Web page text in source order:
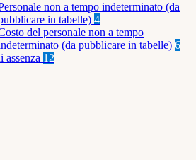
non a tempo indeterminato (da
in tabelle) 4
del personale non a tempo
(da pubblicare in tabelle) 6
assenza 12